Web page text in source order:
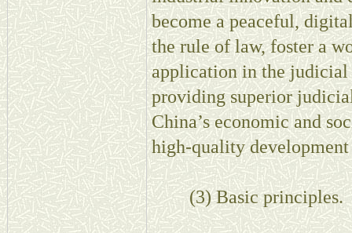
become a peaceful,
the rule of law, foster a
application in the
providing superior
China’s economic and
high-quality
(3) Basic principles.